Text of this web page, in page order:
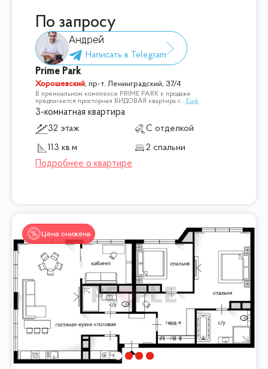
По запросу
Андрей
Prime Park
Хорошевский,пр-т. Ленинградский, 37/4
В премиальном комплексе PRIME PARK к продаже
предлагается просторная ВИДОВАЯ квартира с... Ещё
3-комнатная квартира
32 этаж
С отделкой
113 кв.м
2 спальни
Цена снижена